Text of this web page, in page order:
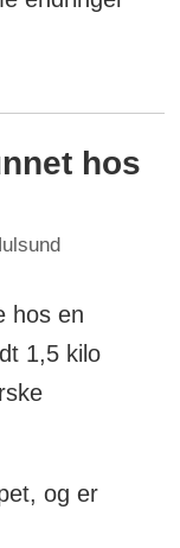
hos
hos en
1,5 kilo
og er